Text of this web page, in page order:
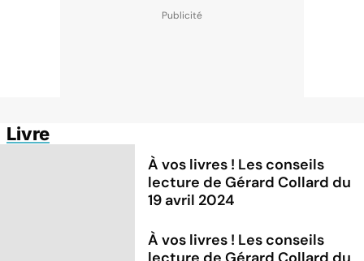
Livre
À vos livres ! Les conseils
lecture de Gérard Collard du
19 avril 2024
À vos livres ! Les conseils